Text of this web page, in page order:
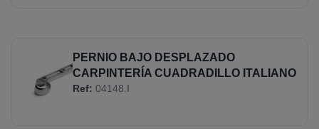
PERNIO BAJO DESPLAZADO
CARPINTERÍA CUADRADILLO ITALIANO
Ref: 04148.I